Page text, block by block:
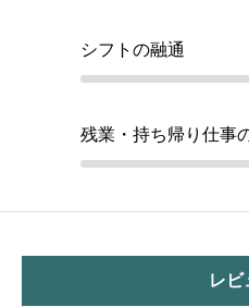
シフトの融通
残業・持ち帰り仕事
レビ